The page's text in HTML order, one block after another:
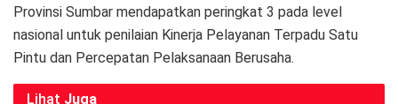
Provinsi Sumbar mendapatkan peringkat 3 pada level
nasional untuk penilaian Kinerja Pelayanan Terpadu Satu
Pintu dan Percepatan Pelaksanaan Berusaha.
Lihat Juga